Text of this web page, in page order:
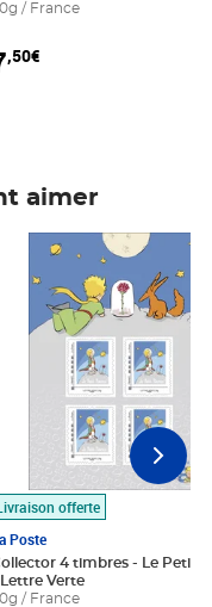
au panier
/ France
,50€
aimer
offerte
Poste
4 timbres - Le Petit
Verte
/ France
Prix 7,50€